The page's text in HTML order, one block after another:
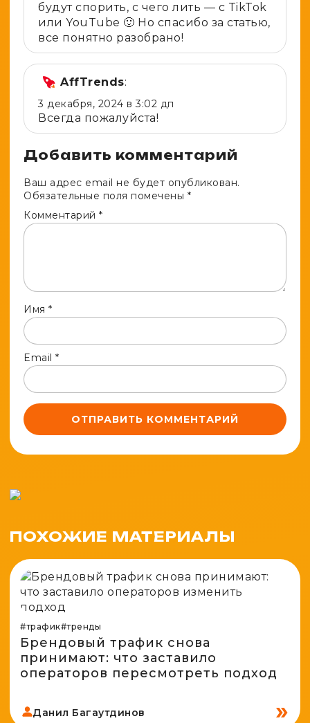
будут спорить, с чего лить — с TikTok
или YouTube 🙂 Но спасибо за статью,
все понятно разобрано!
AffTrends:
3 декабря, 2024 в 3:02 дп
Всегда пожалуйста!
Добавить комментарий
Ваш адрес email не будет опубликован.
Обязательные поля помечены *
Комментарий *
Имя *
Email *
ПОХОЖИЕ МАТЕРИАЛЫ
#трафик#тренды
Брендовый трафик снова
принимают: что заставило
операторов пересмотреть подход
Данил Багаутдинов